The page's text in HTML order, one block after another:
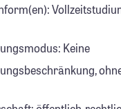
Keine